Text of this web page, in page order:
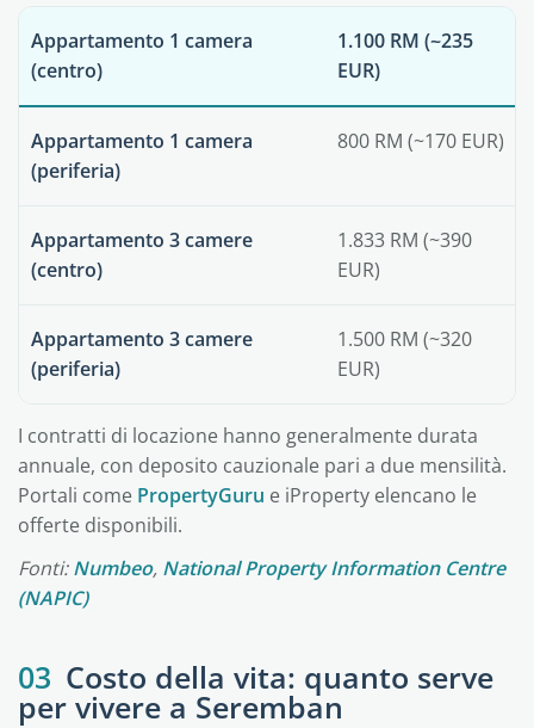
Appartamento 1 camera
(centro)
1.100 RM (~235
EUR)
Appartamento 1 camera
(periferia)
800 RM (~170 EUR)
Appartamento 3 camere
(centro)
1.833 RM (~390
EUR)
Appartamento 3 camere
(periferia)
1.500 RM (~320
EUR)
I contratti di locazione hanno generalmente durata
annuale, con deposito cauzionale pari a due mensilità.
Portali come PropertyGuru e iProperty elencano le
offerte disponibili.
Fonti:Numbeo, National Property Information Centre
(NAPIC)
03 Costo della vita: quanto serve
per vivere a Seremban